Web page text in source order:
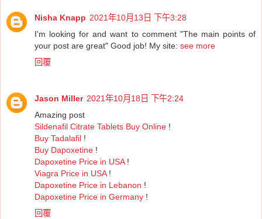
Nisha Knapp 2021年10月13日 下午3:28
I'm looking for and want to comment "The main points of
your post are great" Good job! My site: see more
回覆
Jason Miller 2021年10月18日 下午2:24
Amazing post
Sildenafil Citrate Tablets Buy Online !
Buy Tadalafil !
Buy Dapoxetine !
Dapoxetine Price in USA!
Viagra Price in USA!
Dapoxetine Price in Lebanon !
Dapoxetine Price in Germany !
回覆